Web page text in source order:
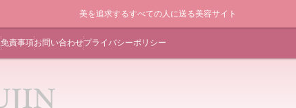
美を追求するすべての人に送る美容サイト
免責事項お問い合わせプライバシーポリシー